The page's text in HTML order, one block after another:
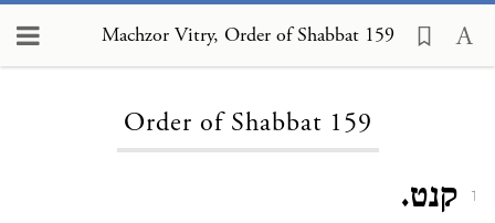
Machzor Vitry, Order of Shabbat 159
Order of Shabbat 159
1 קנט.